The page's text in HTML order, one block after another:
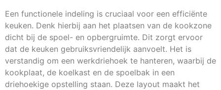
Een functionele indeling is cruciaal voor een efficiënte
keuken. Denk hierbij aan het plaatsen van de kookzone
dicht bij de spoel- en opbergruimte. Dit zorgt ervoor
dat de keuken gebruiksvriendelijk aanvoelt. Het is
verstandig om een werkdriehoek te hanteren, waarbij de
kookplaat, de koelkast en de spoelbak in een
driehoekige opstelling staan. Deze layout maakt het